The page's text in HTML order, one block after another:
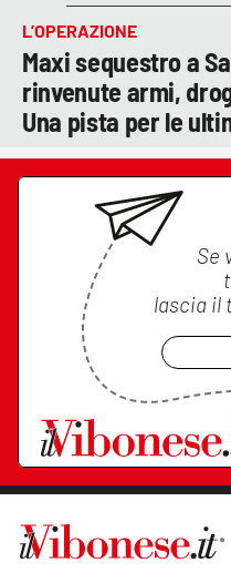
L’OPERAZIONE
Maxi sequestro a
rinvenute armi,
Una pista per le
Se
lascia il